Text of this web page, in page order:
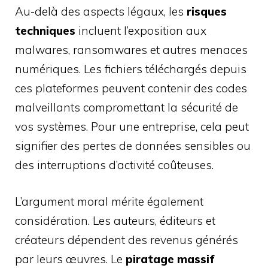
Au-delà des aspects légaux, les risques
techniques incluent l’exposition aux
malwares, ransomwares et autres menaces
numériques. Les fichiers téléchargés depuis
ces plateformes peuvent contenir des codes
malveillants compromettant la sécurité de
vos systèmes. Pour une entreprise, cela peut
signifier des pertes de données sensibles ou
des interruptions d’activité coûteuses.
L’argument moral mérite également
considération. Les auteurs, éditeurs et
créateurs dépendent des revenus générés
par leurs œuvres. Le piratage massif